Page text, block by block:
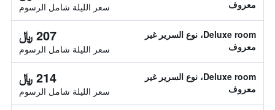
معروف
سعر الليلة شامل الرسوم
Deluxe room، نوع السرير غير
معروف
207 ﷼
سعر الليلة شامل الرسوم
Deluxe room، نوع السرير غير
معروف
214 ﷼
سعر الليلة شامل الرسوم